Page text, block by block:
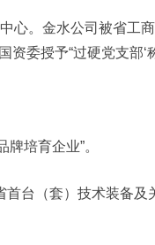
心。金水公司被省工
委授予“过硬党支部‘
培育企业”。
台（套）技术装备及